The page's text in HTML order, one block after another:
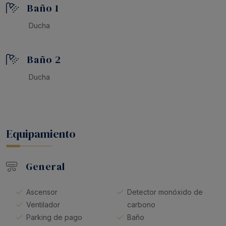
Baño 1
Ducha
Baño 2
Ducha
Equipamiento
General
Ascensor
Ventilador
Parking de pago
Detector monóxido de
carbono
Baño